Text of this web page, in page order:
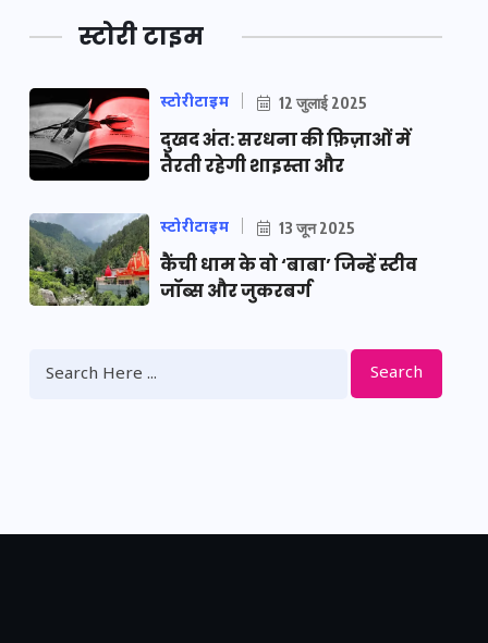
स्टोरी टाइम
स्टोरीटाइम 12 जुलाई 2025
दुखद अंत: सरधना की फ़िज़ाओं में
तैरती रहेगी शाइस्ता और
स्टोरीटाइम 13 जून 2025
कैंची धाम के वो ‘बाबा’ जिन्हें स्टीव
जॉब्स और जुकरबर्ग
Search